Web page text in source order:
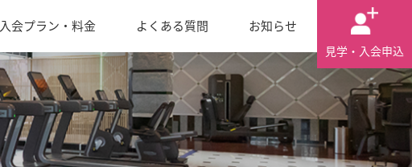
入会プラン・料金 よくある質問 お知らせ
見学・入会申込